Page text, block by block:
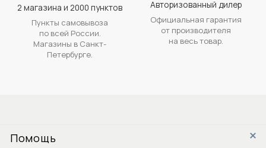
2 магазина и 2000 пунктов
Пункты самовывоза
по всей России.
Магазины в Санкт-
Петербурге.
Авторизованный дилер
Официальная гарантия
от производителя
на весь товар.
Помощь